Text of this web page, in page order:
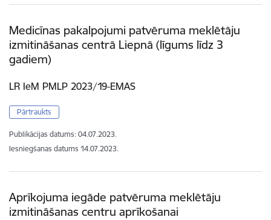
Medicīnas pakalpojumi patvēruma meklētāju
izmitināšanas centrā Liepnā (līgums līdz 3
gadiem)
LR IeM PMLP 2023/19-EMAS
Pārtraukts
Publikācijas datums: 04.07.2023.
Iesniegšanas datums 14.07.2023.
Aprīkojuma iegāde patvēruma meklētāju
izmitināšanas centru aprīkošanai